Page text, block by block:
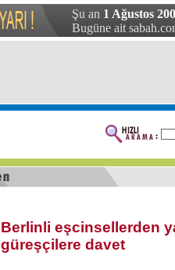
Şu an 1 Ağustos
Bugüne ait
Berlinli eşcinsellerden
güreşçilere davet